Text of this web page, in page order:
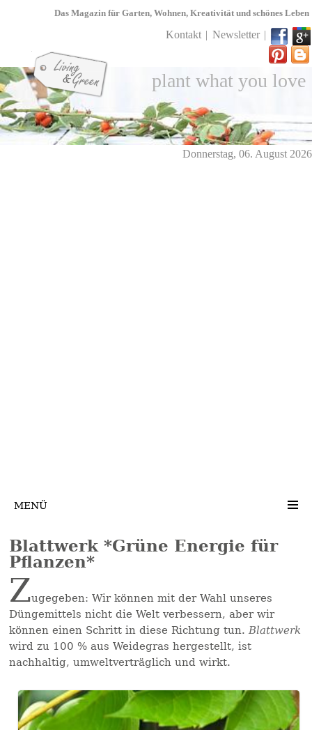
Das Magazin für Garten, Wohnen, Kreativität und schönes Leben
Kontakt Newsletter
plant what you love
Donnerstag, 06. August 2026
MENÜ
Blattwerk *Grüne Energie für
Pflanzen*
Zugegeben: Wir können mit der Wahl unseres
Düngemittels nicht die Welt verbessern, aber wir
können einen Schritt in diese Richtung tun.Blattwerk
wird zu 100 % aus Weidegras hergestellt, ist
nachhaltig, umweltverträglich und wirkt.